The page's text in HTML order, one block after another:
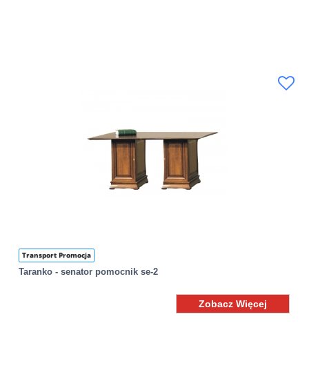
Transport Promocja
Taranko - senator pomocnik se-2
Zobacz Więcej